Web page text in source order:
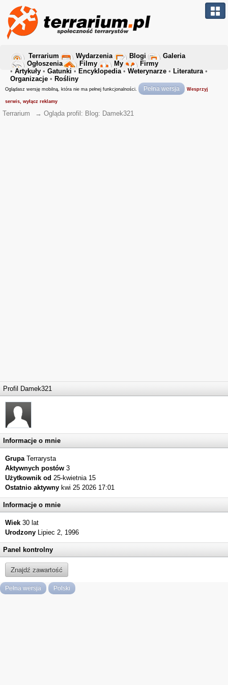
Terrarium Wydarzenia Blogi
Galeria
Ogłoszenia
Filmy My
Firmy
• Artykuły • Gatunki • Encyklopedia• Weterynarze • Literatura•
Organizacje • Rośliny
Oglądasz wersję mobilną, która nie ma pełnej funkcjonalności. Pełna wersja Wesprzyj
serwis, wyłącz reklamy
Terrarium → Ogląda profil: Blog: Damek321
Profil Damek321
Informacje o mnie
GrupaTerrarysta
Aktywnych postów 3
Użytkownik od 25-kwietnia 15
Ostatnio aktywny kwi 25 2026 17:01
Informacje o mnie
Wiek 30 lat
Urodzony Lipiec 2, 1996
Panel kontrolny
Znajdź zawartość
Pełna wersja Polski